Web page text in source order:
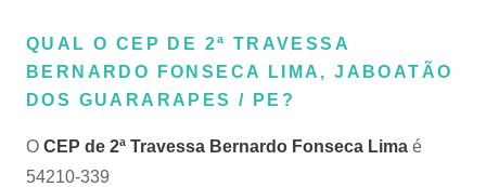
QUAL O CEP DE 2ª TRAVESSA
BERNARDO FONSECA LIMA, JABOATÃO
DOS GUARARAPES / PE?
O CEP de 2ª Travessa Bernardo Fonseca Lima é
54210-339